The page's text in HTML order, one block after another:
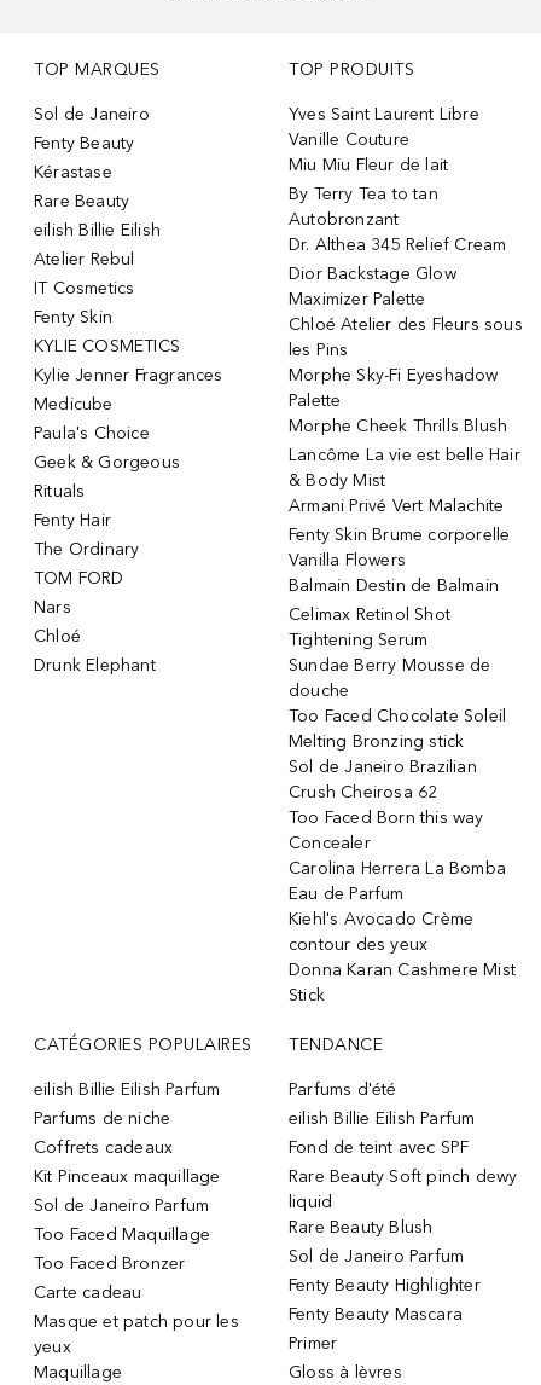
TOP MARQUES
Sol de Janeiro
Fenty Beauty
Kérastase
Rare Beauty
eilish Billie Eilish
Atelier Rebul
IT Cosmetics
Fenty Skin
KYLIE COSMETICS
Kylie Jenner Fragrances
Medicube
Paula's Choice
Geek & Gorgeous
Rituals
Fenty Hair
The Ordinary
TOM FORD
Nars
Chloé
Drunk Elephant
TOP PRODUITS
Yves Saint Laurent Libre
Vanille Couture
Miu Miu Fleur de lait
By Terry Tea to tan
Autobronzant
Dr. Althea 345 Relief Cream
Dior Backstage Glow
Maximizer Palette
Chloé Atelier des Fleurs sous
les Pins
Morphe Sky-Fi Eyeshadow
Palette
Morphe Cheek Thrills Blush
Lancôme La vie est belle Hair
& Body Mist
Armani Privé Vert Malachite
Fenty Skin Brume corporelle
Vanilla Flowers
Balmain Destin de Balmain
Celimax Retinol Shot
Tightening Serum
Sundae Berry Mousse de
douche
Too Faced Chocolate Soleil
Melting Bronzing stick
Sol de Janeiro Brazilian
Crush Cheirosa 62
Too Faced Born this way
Concealer
Carolina Herrera La Bomba
Eau de Parfum
Kiehl's Avocado Crème
contour des yeux
Donna Karan Cashmere Mist
Stick
CATÉGORIES POPULAIRES
eilish Billie Eilish Parfum
Parfums de niche
Coffrets cadeaux
Kit Pinceaux maquillage
Sol de Janeiro Parfum
Too Faced Maquillage
Too Faced Bronzer
Carte cadeau
Masque et patch pour les
yeux
Maquillage
TENDANCE
Parfums d'été
eilish Billie Eilish Parfum
Fond de teint avec SPF
Rare Beauty Soft pinch dewy
liquid
Rare Beauty Blush
Sol de Janeiro Parfum
Fenty Beauty Highlighter
Fenty Beauty Mascara
Primer
Gloss à lèvres